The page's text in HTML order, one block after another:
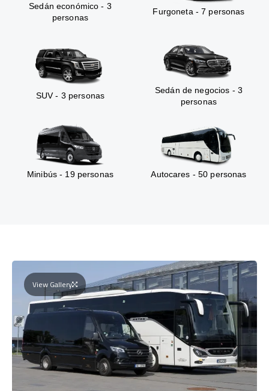
Sedán económico - 3
personas
Furgoneta - 7 personas
SUV - 3 personas
Sedán de negocios - 3
personas
Minibús - 19 personas Autocares - 50 personas
View Gallery